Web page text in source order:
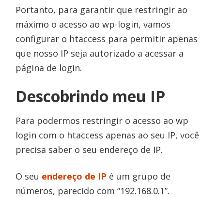
Portanto, para garantir que restringir ao
máximo o acesso ao wp-login, vamos
configurar o htaccess para permitir apenas
que nosso IP seja autorizado a acessar a
página de login.
Descobrindo meu IP
Para podermos restringir o acesso ao wp
login com o htaccess apenas ao seu IP, você
precisa saber o seu endereço de IP.
O seu endereço de IP é um grupo de
números, parecido com “192.168.0.1”.